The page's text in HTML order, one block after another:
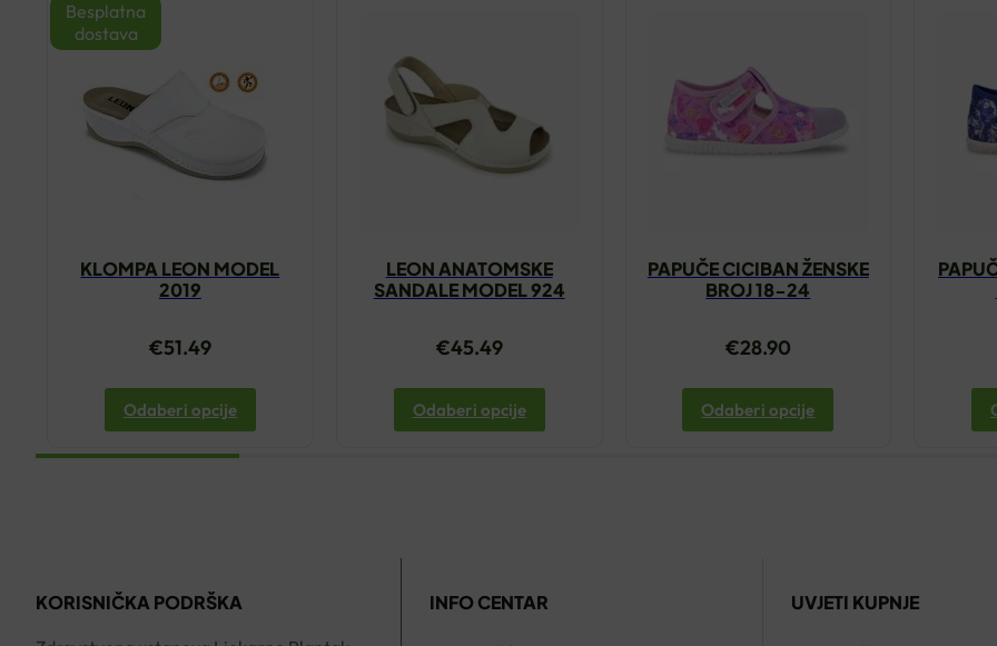
KLOMPA LEON MODEL
2019
Besplatna
dostava
€51.49
Odaberi opcije
LEON ANATOMSKE
SANDALE MODEL 924
€45.49
Odaberi opcije
PAPUČE CICIBAN ŽENSKE
BROJ 18-24
€28.90
Odaberi opcije
KORISNIČKA PODRŠKA INFO CENTAR UVJETI KUPNJE